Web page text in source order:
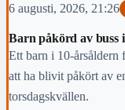
6 augusti, 2026, 21:26
Barn påkörd av buss
Ett barn i 10-årsåldern
att ha blivit påkört av
torsdagskvällen.